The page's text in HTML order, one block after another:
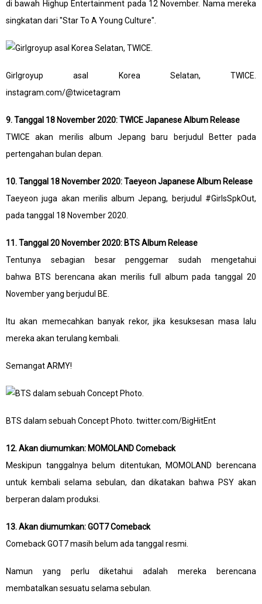
di bawah Highup Entertainment pada 12 November. Nama mereka
singkatan dari "Star To A Young Culture".
Girlgroyup asal Korea Selatan, TWICE.
instagram.com/@twicetagram
9. Tanggal 18 November 2020: TWICE Japanese Album Release
TWICE akan merilis album Jepang baru berjudul Better pada
pertengahan bulan depan.
10. Tanggal 18 November 2020: Taeyeon Japanese Album Release
Taeyeon juga akan merilis album Jepang, berjudul #GirlsSpkOut,
pada tanggal 18 November 2020.
11. Tanggal 20 November 2020: BTS Album Release
Tentunya sebagian besar penggemar sudah mengetahui
bahwa BTS berencana akan merilis full album pada tanggal 20
November yang berjudul BE.
Itu akan memecahkan banyak rekor, jika kesuksesan masa lalu
mereka akan terulang kembali.
Semangat ARMY!
BTS dalam sebuah Concept Photo. twitter.com/BigHitEnt
12. Akan diumumkan: MOMOLAND Comeback
Meskipun tanggalnya belum ditentukan, MOMOLAND berencana
untuk kembali selama sebulan, dan dikatakan bahwa PSY akan
berperan dalam produksi.
13. Akan diumumkan: GOT7 Comeback
Comeback GOT7 masih belum ada tanggal resmi.
Namun yang perlu diketahui adalah mereka berencana
membatalkan sesuatu selama sebulan.